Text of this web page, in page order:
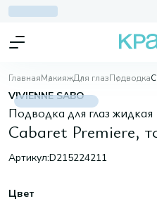
ГлавнаяМакияжДля глазПодводка
VIVIENNE SABO
Подводка для глаз жидкая
Cabaret Premiere,
Артикул:D215224211
Цвет